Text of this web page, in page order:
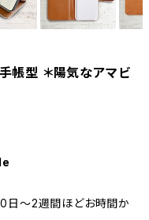
型 ＊陽気なアマビ
日〜2週間ほどお時間か